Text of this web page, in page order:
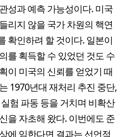
성과 예측 가능성이다. 미국
리지 않을 국가 차원의 핵연
확인하려 할 것이다. 일본이
를 획득할 수 있었던 것도 수
이 미국의 신뢰를 얻었기 때
1970년대 재처리 추진 중단,
험 파동 등을 거치며 비확산
을 자초해 왔다. 이번에도 준
에 임한다면 결과는 선언적